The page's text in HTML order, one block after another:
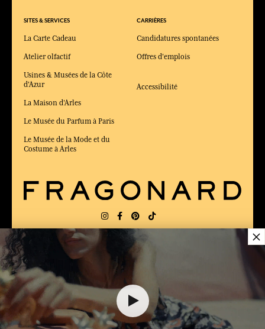
SITES & SERVICES
La Carte Cadeau
Atelier olfactif
Usines & Musées de la Côte
d'Azur
La Maison d'Arles
Le Musée du Parfum à Paris
Le Musée de la Mode et du
Costume à Arles
CARRIÈRES
Candidatures spontanées
Offres d'emplois
Accessibilité
FR
×